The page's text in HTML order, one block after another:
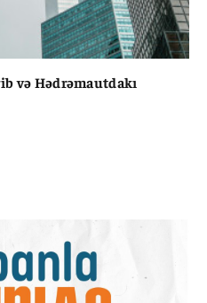
və Hədrəmautdakı